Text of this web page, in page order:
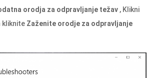
orodja za odpravljanje težav , Klikni
kliknite Zaženite orodje za odpravljanje